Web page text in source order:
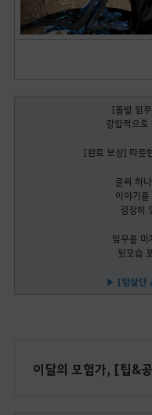
[돌발 임
강압적으
[완료 보상] 따뜻
글씨 하
이야기
굉장히
임무를 마
▶ [암살단
이달의 모험가, [팁&